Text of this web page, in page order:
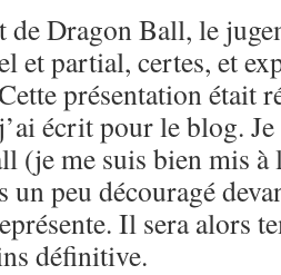
de Dragon Ball, le
et partial, certes, et
présentation était
écrit pour le blog.
(je me suis bien mis
un peu découragé
Il sera alors
définitive.